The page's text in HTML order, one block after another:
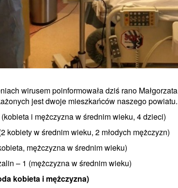
wirusem poinformowała dziś rano
jest dwoje mieszkańców naszego powiatu.
i mężczyzna w średnim wieku, 4 dzieci)
kobiety w średnim wieku, 2 młodych mężczyzn)
mężczyzna w średnim wieku)
– 1 (mężczyzna w średnim wieku)
kobieta i mężczyzna)